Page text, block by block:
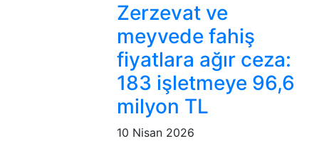
Zerzevat ve
meyvede fahiş
fiyatlara ağır ceza:
183 işletmeye 96,6
milyon TL
10 Nisan 2026